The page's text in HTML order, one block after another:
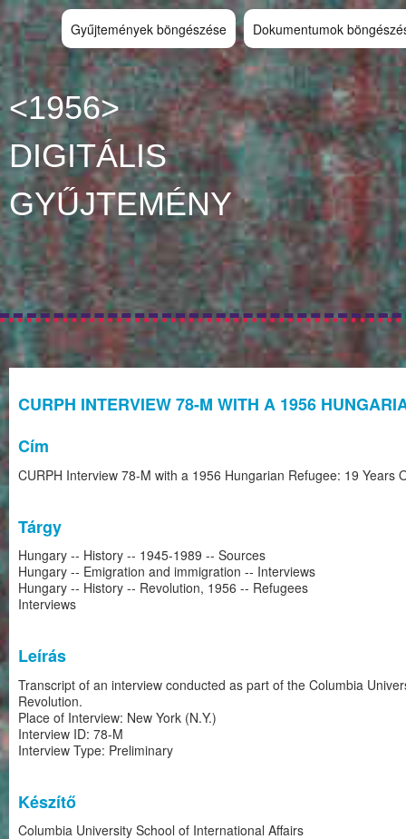
Gyűjtemények böngészése Dokumentumok
<1956>
DIGITÁLIS
GYŰJTEMÉNY
CURPH INTERVIEW 78-M WITH A 1956
Cím
CURPH Interview 78-M with a 1956 Hungarian Refugee: 19 Years
Tárgy
Hungary -- History -- 1945-1989 -- Sources
Hungary -- Emigration and immigration -- Interviews
Hungary -- History -- Revolution, 1956 -- Refugees
Interviews
Leírás
Transcript of an interview conducted as part of the Columbia
Revolution.
Place of Interview: New York (N.Y.)
Interview ID: 78-M
Interview Type: Preliminary
Készítő
Columbia University School of International Affairs